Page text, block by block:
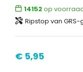
14152 op
Ripstop van GRS-
€ 5,95